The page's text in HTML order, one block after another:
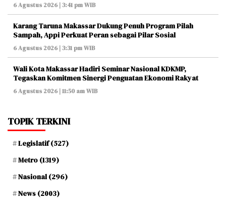
6 Agustus 2026 | 3:41 pm WIB
Karang Taruna Makassar Dukung Penuh Program Pilah
Sampah, Appi Perkuat Peran sebagai Pilar Sosial
6 Agustus 2026 | 3:31 pm WIB
Wali Kota Makassar Hadiri Seminar Nasional KDKMP,
Tegaskan Komitmen Sinergi Penguatan Ekonomi Rakyat
6 Agustus 2026 | 11:50 am WIB
TOPIK TERKINI
Legislatif(527)
Metro (1319)
Nasional(296)
News (2003)